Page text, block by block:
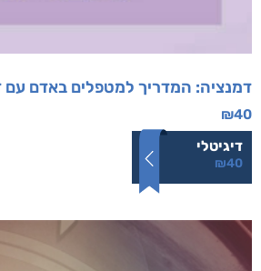
דמנציה: המדריך למטפלים באדם עם
₪40
דיגיטלי
₪40